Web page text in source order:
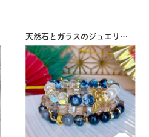
天然石とガラスのジュエリーFran